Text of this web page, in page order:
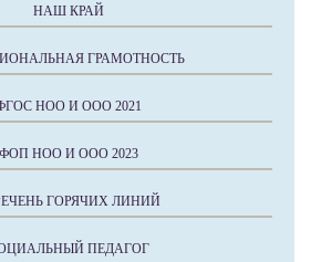
НАШ КРАЙ
ГРАМОТНОСТЬ
НОО И ООО 2021
ФОП НОО И ООО 2023
ГОРЯЧИХ ЛИНИЙ
ПЕДАГОГ